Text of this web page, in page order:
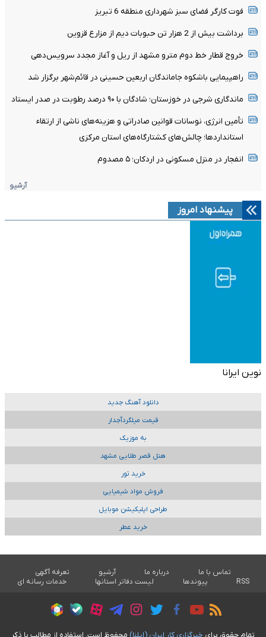
فوت کارگر فضای سبز شهرداری منطقه 6 تبریز
برداشت بیش از 2 هزار تن حبوبات دیم از مزارع قزوین
خروج قطار خط دوم مترو مشهد از ریل و آغاز مجدد سرویس‌دهی
راهپیمایی باشکوه جاماندگان اربعین حسینی در قائم‌شهر برگزار شد
ماندگاری شرجی در خوزستان؛ شادگان با ۹۰ درصد رطوبت در صدر ایستاد
تأمین انرژی، نوسانات قوانین صادراتی و هزینه‌های ناشی از ارتقاء
استانداردها؛ چالش‌های کشتارگاه‌های استان مرکزی
انفجار در منزل مسکونی در اردکان؛ ۵ مصدوم
آرشیو
پیشنهاد امروز
نوین ایرانا
دانلود آهنگ جدید
قیمت میلگردآجدار
به موزیک
هتل قصر طلایی مشهد
خرید تور
فروش مواد شیمیایی
طراحی اپلیکیشن موبایل
خرید عطر
تماس با ما درباره ما آرشیو
تعرفه آگهی
RSS
پیوندها لیست دفاتر استانها خدمات رسانه ای